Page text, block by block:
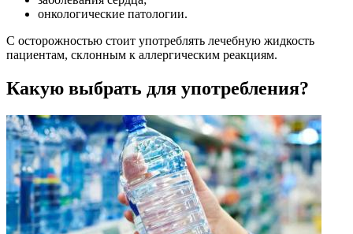
онкологические патологии.
С осторожностью стоит употреблять лечебную жидкость
пациентам, склонным к аллергическим реакциям.
Какую выбрать для употребления?